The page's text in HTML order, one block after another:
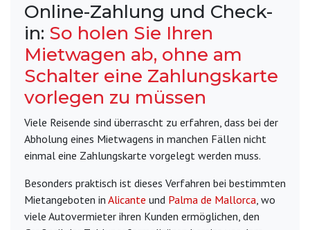
Online-Zahlung und Check-
in: So holen Sie Ihren
Mietwagen ab, ohne am
Schalter eine Zahlungskarte
vorlegen zu müssen
Viele Reisende sind überrascht zu erfahren, dass bei der
Abholung eines Mietwagens in manchen Fällen nicht
einmal eine Zahlungskarte vorgelegt werden muss.
Besonders praktisch ist dieses Verfahren bei bestimmten
Mietangeboten in Alicante und Palma de Mallorca, wo
viele Autovermieter ihren Kunden ermöglichen, den